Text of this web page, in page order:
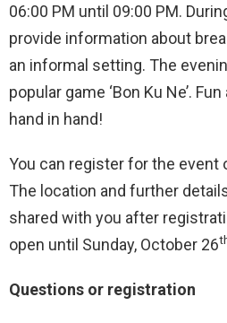
06:00 PM until 09:00 PM.
provide information about
an informal setting. The
popular game ‘Bon Ku Ne’.
hand in hand!
You can register for the event
The location and further
shared with you after
open until Sunday, October 26
Questions or registration